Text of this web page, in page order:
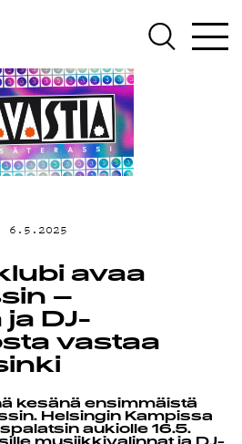
6.5.2025
avaa
–
DJ-
vastaa
kesänä ensimmäistä
Helsingin Kampissa
aukiolle 16.5.